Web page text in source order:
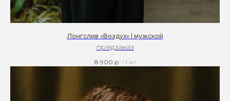
Лонгслив «Воздух» | мужской
предзаказ
8 900 р. / 1 шт